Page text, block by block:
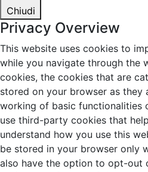
Chiudi
Privacy Overview
This website uses cookies to
while you navigate through the
cookies, the cookies that are
stored on your browser as they
working of basic functionalities
use third-party cookies that
understand how you use this
be stored in your browser only
also have the option to opt-out